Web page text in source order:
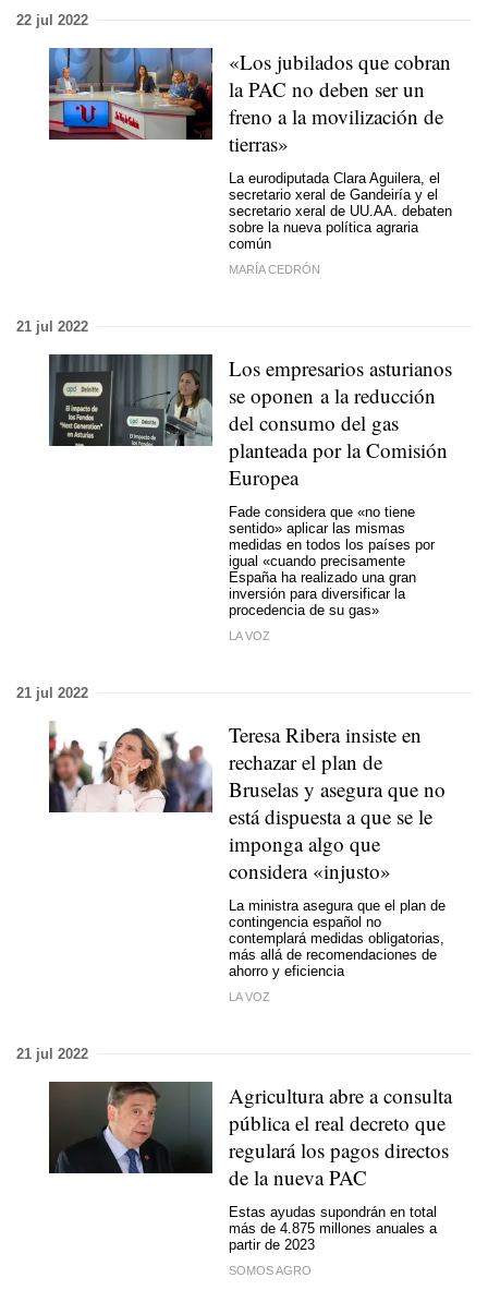
22 jul 2022
«Los jubilados que cobran
la PAC no deben ser un
freno a la movilización de
tierras»
La eurodiputada Clara Aguilera, el
secretario xeral de Gandeiría y el
secretario xeral de UU.AA. debaten
sobre la nueva política agraria
común
MARÍA CEDRÓN
21 jul 2022
Los empresarios asturianos
se oponen a la reducción
del consumo del gas
planteada por la Comisión
Europea
Fade considera que «no tiene
sentido» aplicar las mismas
medidas en todos los países por
igual «cuando precisamente
España ha realizado una gran
inversión para diversificar la
procedencia de su gas»
LA VOZ
21 jul 2022
Teresa Ribera insiste en
rechazar el plan de
Bruselas y asegura que no
está dispuesta a que se le
imponga algo que
considera «injusto»
La ministra asegura que el plan de
contingencia español no
contemplará medidas obligatorias,
más allá de recomendaciones de
ahorro y eficiencia
LA VOZ
21 jul 2022
Agricultura abre a consulta
pública el real decreto que
regulará los pagos directos
de la nueva PAC
Estas ayudas supondrán en total
más de 4.875 millones anuales a
partir de 2023
SOMOS AGRO